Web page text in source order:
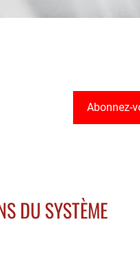
Abonnez-
DU SYSTÈME